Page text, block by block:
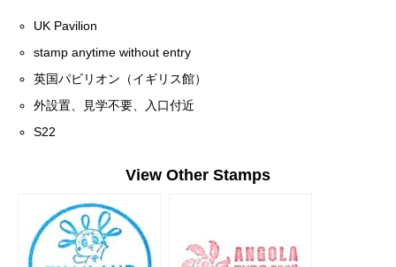
UK Pavilion
stamp anytime without entry
英国パビリオン（イギリス館）
外設置、見学不要、入口付近
S22
View Other Stamps